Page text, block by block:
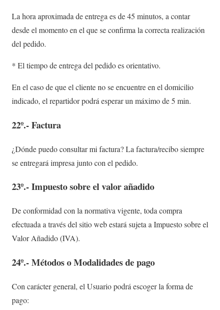
La hora aproximada de entrega es de 45 minutos, a contar
desde el momento en el que se confirma la correcta realización
del pedido.
* El tiempo de entrega del pedido es orientativo.
En el caso de que el cliente no se encuentre en el domicilio
indicado, el repartidor podrá esperar un máximo de 5 min.
22º.- Factura
¿Dónde puedo consultar mi factura? La factura/recibo siempre
se entregará impresa junto con el pedido.
23º.- Impuesto sobre el valor añadido
De conformidad con la normativa vigente, toda compra
efectuada a través del sitio web estará sujeta a Impuesto sobre el
Valor Añadido (IVA).
24º.- Métodos o Modalidades de pago
Con carácter general, el Usuario podrá escoger la forma de
pago: